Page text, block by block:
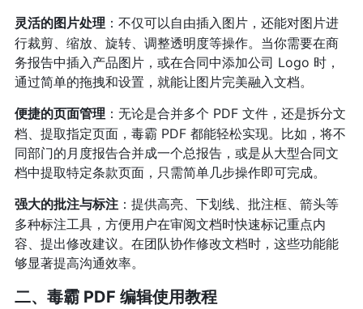
灵活的图片处理 ：不仅可以自由插入图片，还能对图片进
行裁剪、缩放、旋转、调整透明度等操作。当你需要在商
务报告中插入产品图片，或在合同中添加公司 Logo 时，
通过简单的拖拽和设置，就能让图片完美融入文档。
便捷的页面管理 ：无论是合并多个 PDF 文件，还是拆分文
档、提取指定页面，毒霸 PDF 都能轻松实现。比如，将不
同部门的月度报告合并成一个总报告，或是从大型合同文
档中提取特定条款页面，只需简单几步操作即可完成。
强大的批注与标注：提供高亮、下划线、批注框、箭头等
多种标注工具，方便用户在审阅文档时快速标记重点内
容、提出修改建议。在团队协作修改文档时，这些功能能
够显著提高沟通效率。
二、毒霸 PDF 编辑使用教程